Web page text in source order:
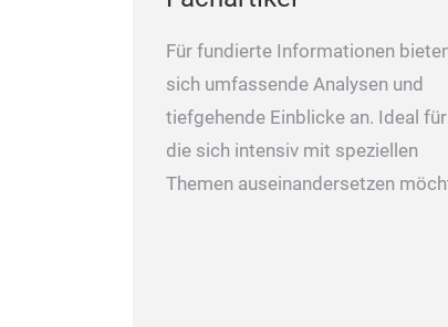
Für fundierte Informationen
sich umfassende Analysen und
tiefgehende Einblicke an. Ideal
die sich intensiv mit speziellen
Themen auseinandersetzen